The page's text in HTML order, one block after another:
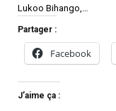
Lukoo Bihango,…
Partager :
Facebook
J’aime ça :